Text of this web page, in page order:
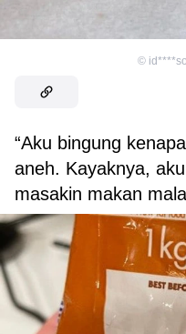
©
“Aku bingung
aneh. Kayaknya,
masakin makan